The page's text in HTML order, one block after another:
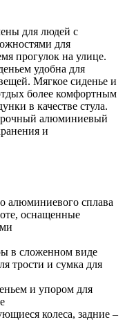
для людей с
для
прогулок на улице.
удобна для
Мягкое сиденье и
более комфортным
в качестве стула.
алюминиевый
и
алюминиевого сплава
оснащенные
в сложенном виде
трости и сумка для
и упором для
колеса, задние –